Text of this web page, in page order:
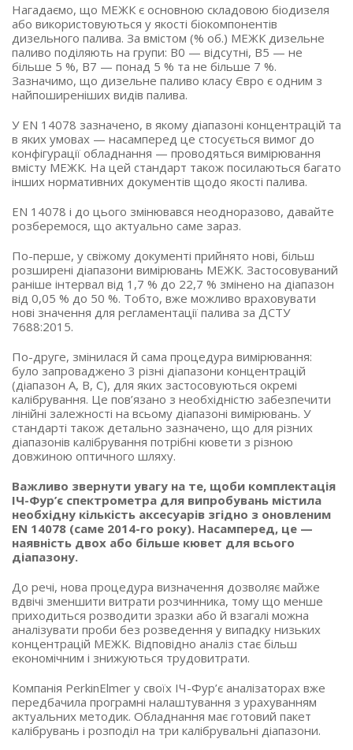
Нагадаємо, що МЕЖК є основною складовою біодизеля
або використовуються у якості біокомпонентів
дизельного палива. За вмістом (% об.) МЕЖК дизельне
паливо поділяють на групи: B0 — відсутні, B5 — не
більше 5 %, B7 — понад 5 % та не більше 7 %.
Зазначимо, що дизельне паливо класу Євро є одним з
найпоширеніших видів палива.
У EN 14078 зазначено, в якому діапазоні концентрацій та
в яких умовах — насамперед це стосується вимог до
конфігурації обладнання — проводяться вимірювання
вмісту МЕЖК. На цей стандарт також посилаються багато
інших нормативних документів щодо якості палива.
EN 14078 і до цього змінювався неодноразово, давайте
розберемося, що актуально саме зараз.
По-перше, у свіжому документі прийнято нові, більш
розширені діапазони вимірювань МЕЖК. Застосовуваний
раніше інтервал від 1,7 % до 22,7 % змінено на діапазон
від 0,05 % до 50 %. Тобто, вже можливо враховувати
нові значення для регламентації палива за ДСТУ
7688:2015.
По-друге, змінилася й сама процедура вимірювання:
було запроваджено 3 різні діапазони концентрацій
(діапазон А, В, С), для яких застосовуються окремі
калібрування. Це пов’язано з необхідністю забезпечити
лінійні залежності на всьому діапазоні вимірювань. У
стандарті також детально зазначено, що для різних
діапазонів калібрування потрібні кювети з різною
довжиною оптичного шляху.
Важливо звернути увагу на те, щоби комплектація
ІЧ-Фур’є спектрометра для випробувань містила
необхідну кількість аксесуарів згідно з оновленим
EN 14078 (саме 2014-го року). Насамперед, це —
наявність двох або більше кювет для всього
діапазону.
До речі, нова процедура визначення дозволяє майже
вдвічі зменшити витрати розчинника, тому що менше
приходиться розводити зразки або й взагалі можна
аналізувати проби без розведення у випадку низьких
концентрацій МЕЖК. Відповідно аналіз стає більш
економічним і знижуються трудовитрати.
Компанія PerkinElmer у своїх ІЧ-Фур’є аналізаторах вже
передбачила програмні налаштування з урахуванням
актуальних методик. Обладнання має готовий пакет
калібрувань і розподіл на три калібрувальні діапазони.